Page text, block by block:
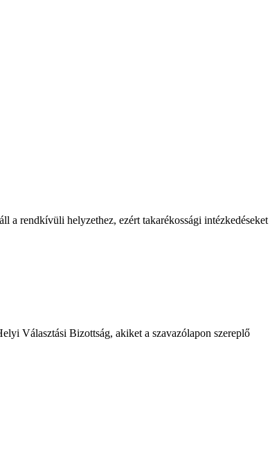
a rendkívüli helyzethez, ezért takarékossági intézkedéseket
Választási Bizottság, akiket a szavazólapon szereplő